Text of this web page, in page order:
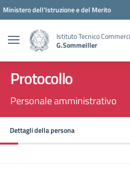
Vai ai contenuti
Vai al menu di navigazione
Vai al footer
Ministero dell'Istruzione e del Merito
Istituto Tecnico
G.Sommeiller
Protocollo
Personale amministrativo
Dettagli della persona